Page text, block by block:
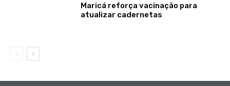
Maricá reforça vacinação para
atualizar cadernetas